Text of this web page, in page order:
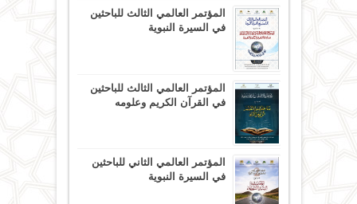
المؤتمر العالمي الثالث للباحثين
في السيرة النبوية
المؤتمر العالمي الثالث للباحثين
في القرآن الكريم وعلومه
المؤتمر العالمي الثاني للباحثين
في السيرة النبوية